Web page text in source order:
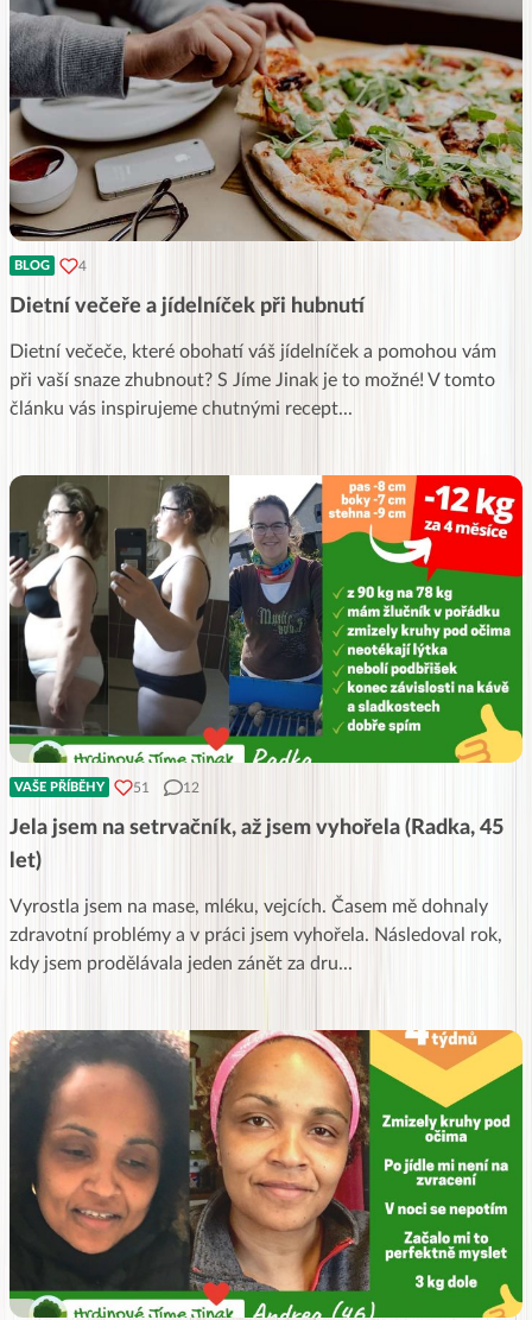
BLOG 4
Dietní večeře a jídelníček při hubnutí
Dietní večeče, které obohatí váš jídelníček a pomohou vám
při vaší snaze zhubnout? S Jíme Jinak je to možné! V tomto
článku vás inspirujeme chutnými recept...
VAŠE PŘÍBĚHY 51 12
Jela jsem na setrvačník, až jsem vyhořela (Radka, 45
let)
Vyrostla jsem na mase, mléku, vejcích. Časem mě dohnaly
zdravotní problémy a v práci jsem vyhořela. Následoval rok,
kdy jsem prodělávala jeden zánět za dru...